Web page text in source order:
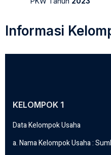
Informasi
KELOMPOK 1
Data Kelompok Usaha
a. Nama Kelompok Usaha :